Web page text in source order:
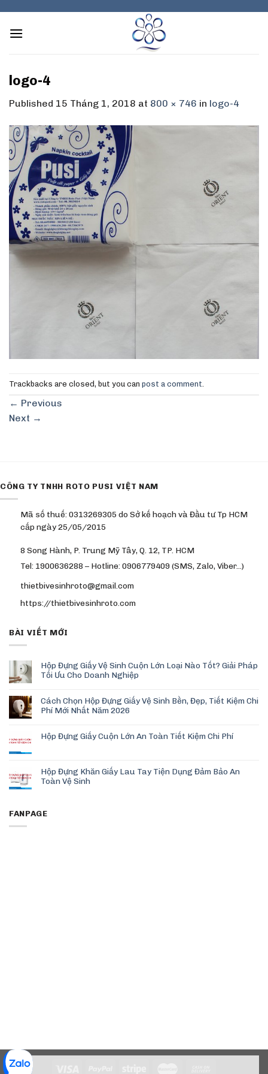
content
logo-4
Published 15 Tháng 1, 2018 at 800 × 746 in logo-4
Trackbacks are closed, but you can post a comment
← Previous
Next →
CÔNG TY TNHH ROTO PUSI VIỆT NAM
Mã số thuế: 0313269305 do Sở kế hoạch và Đầu tư Tp HCM
cấp ngày 25/05/2015
8 Song Hành, P. Trung Mỹ Tây, Q. 12, TP. HCM
Tel: 1900636288 – Hotline: 0906779409 (SMS, Zalo, Viber…)
thietbivesinhroto@gmail.com
https://thietbivesinhroto.com
BÀI VIẾT MỚI
Hộp Đựng Giấy Vệ Sinh Cuộn Lớn Loại Nào Tốt? Giải Pháp
Tối Ưu Cho Doanh Nghiệp
Cách Chọn Hộp Đựng Giấy Vệ Sinh Bền, Đẹp, Tiết Kiệm Chi
Phí Mới Nhất Năm 2026
Hộp Đựng Giấy Cuộn Lớn An Toàn Tiết Kiệm Chi Phí
Hộp Đựng Khăn Giấy Lau Tay Tiện Dụng Đảm Bảo An
Toàn Vệ Sinh
FANPAGE